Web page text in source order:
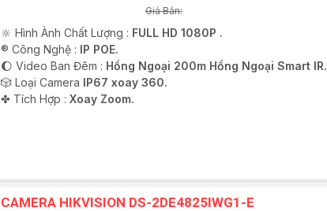
Giá Bán:
🔆 Hình Ành Chất Lượng : FULL HD 1080P .
®️ Công Nghệ : IP POE.
🌔 Video Ban Đêm : Hồng Ngoại 200m Hồng Ngoại Smart IR.
🎲 Loại Camera IP67 xoay 360.
️✤ Tích Hợp : Xoay Zoom.
CAMERA HIKVISION DS-2DE4825IWG1-E